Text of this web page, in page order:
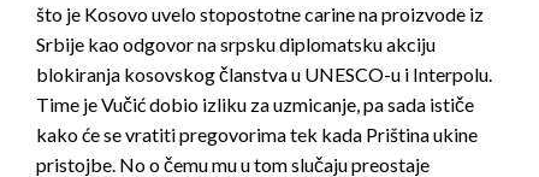
što je Kosovo uvelo stopostotne carine na proizvode iz
Srbije kao odgovor na srpsku diplomatsku akciju
blokiranja kosovskog članstva u UNESCO-u i Interpolu.
Time je Vučić dobio izliku za uzmicanje, pa sada ističe
kako će se vratiti pregovorima tek kada Priština ukine
pristojbe. No o čemu mu u tom slučaju preostaje